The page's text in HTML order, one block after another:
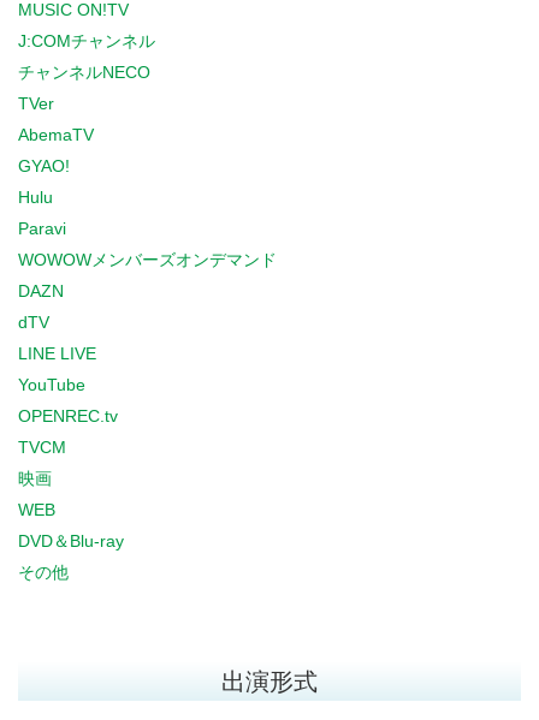
MUSIC ON!TV
J:COMチャンネル
チャンネルNECO
TVer
AbemaTV
GYAO!
Hulu
Paravi
WOWOWメンバーズオンデマンド
DAZN
dTV
LINE LIVE
YouTube
OPENREC.tv
TVCM
映画
WEB
DVD＆Blu-ray
その他
出演形式